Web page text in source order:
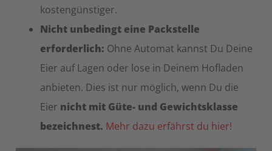
kostengünstiger.
Nicht unbedingt eine Packstelle
erforderlich: Ohne Automat kannst Du Deine
Eier auf Lagen oder lose in Deinem Hofladen
anbieten. Dies ist nur möglich, wenn Du die
Eier nicht mit Güte- und Gewichtsklasse
bezeichnest. Mehr dazu erfährst du hier!